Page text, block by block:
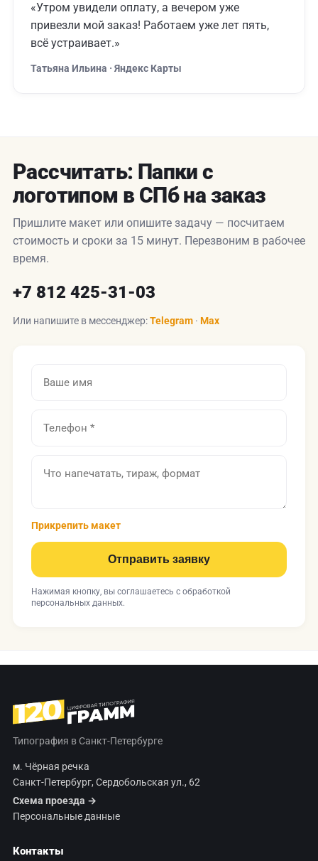
«Утром увидели оплату, а вечером уже
привезли мой заказ! Работаем уже лет пять,
всё устраивает.»
Татьяна Ильина · Яндекс Карты
Рассчитать: Папки с
логотипом в СПб на заказ
Пришлите макет или опишите задачу — посчитаем
стоимость и сроки за 15 минут. Перезвоним в рабочее
время.
+7 812 425-31-03
Или напишите в мессенджер:Telegram · Max
Прикрепить макет
Отправить заявку
Нажимая кнопку, вы соглашаетесь с обработкой
персональных данных.
Типография в Санкт-Петербурге
м. Чёрная речка
Санкт-Петербург, Сердобольская ул., 62
Схема проезда →
Персональные данные
Контакты